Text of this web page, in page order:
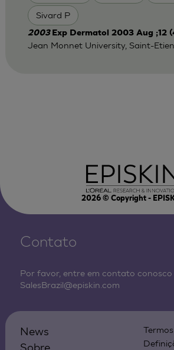
Sivard P
2003 Exp Dermatol 2003 Aug ;12
Jean Monnet University, Saint-
2026© Copyright -
Contato
Por favor, entre em contato conosco
SalesBrazil@episkin.com
News
Sobre